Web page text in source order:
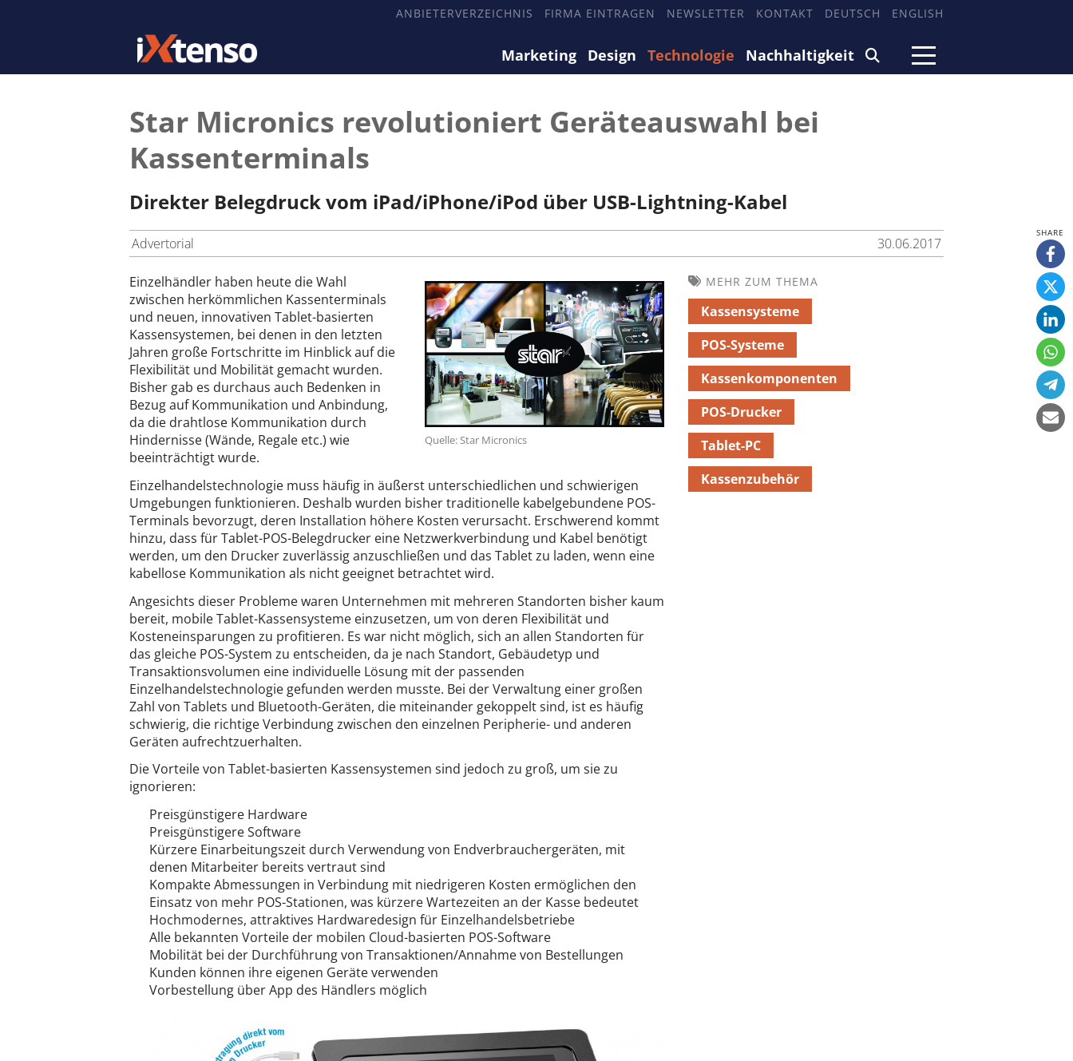
ANBIETERVERZEICHNIS FIRMA EINTRAGEN NEWSLETTER KONTAKT DEUTSCH ENGLISH
Marketing Design Technologie Nachhaltigkeit
Star Micronics revolutioniert Geräteauswahl bei
Kassenterminals
Direkter Belegdruck vom iPad/iPhone/iPod über USB-Lightning-Kabel
Advertorial 30.06.2017
Quelle: Star Micronics
Einzelhändler haben heute die Wahl
zwischen herkömmlichen Kassenterminals
und neuen, innovativen Tablet-basierten
Kassensystemen, bei denen in den letzten
Jahren große Fortschritte im Hinblick auf die
Flexibilität und Mobilität gemacht wurden.
Bisher gab es durchaus auch Bedenken in
Bezug auf Kommunikation und Anbindung,
da die drahtlose Kommunikation durch
Hindernisse (Wände, Regale etc.) wie
beeinträchtigt wurde.
Einzelhandelstechnologie muss häufig in äußerst unterschiedlichen und schwierigen
Umgebungen funktionieren. Deshalb wurden bisher traditionelle kabelgebundene POS-
Terminals bevorzugt, deren Installation höhere Kosten verursacht. Erschwerend kommt
hinzu, dass für Tablet-POS-Belegdrucker eine Netzwerkverbindung und Kabel benötigt
werden, um den Drucker zuverlässig anzuschließen und das Tablet zu laden, wenn eine
kabellose Kommunikation als nicht geeignet betrachtet wird.
Angesichts dieser Probleme waren Unternehmen mit mehreren Standorten bisher kaum
bereit, mobile Tablet-Kassensysteme einzusetzen, um von deren Flexibilität und
Kosteneinsparungen zu profitieren. Es war nicht möglich, sich an allen Standorten für
das gleiche POS-System zu entscheiden, da je nach Standort, Gebäudetyp und
Transaktionsvolumen eine individuelle Lösung mit der passenden
Einzelhandelstechnologie gefunden werden musste. Bei der Verwaltung einer großen
Zahl von Tablets und Bluetooth-Geräten, die miteinander gekoppelt sind, ist es häufig
schwierig, die richtige Verbindung zwischen den einzelnen Peripherie- und anderen
Geräten aufrechtzuerhalten.
Die Vorteile von Tablet-basierten Kassensystemen sind jedoch zu groß, um sie zu
ignorieren:
Preisgünstigere Hardware
Preisgünstigere Software
Kürzere Einarbeitungszeit durch Verwendung von Endverbrauchergeräten, mit
denen Mitarbeiter bereits vertraut sind
Kompakte Abmessungen in Verbindung mit niedrigeren Kosten ermöglichen den
Einsatz von mehr POS-Stationen, was kürzere Wartezeiten an der Kasse bedeutet
Hochmodernes, attraktives Hardwaredesign für Einzelhandelsbetriebe
Alle bekannten Vorteile der mobilen Cloud-basierten POS-Software
Mobilität bei der Durchführung von Transaktionen/Annahme von Bestellungen
Kunden können ihre eigenen Geräte verwenden
Vorbestellung über App des Händlers möglich
MEHR ZUM THEMA
Kassensysteme
POS-Systeme
Kassenkomponenten
POS-Drucker
Tablet-PC
Kassenzubehör